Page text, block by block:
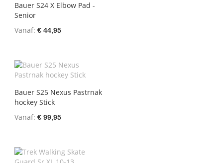
Bauer S24 X Elbow Pad -
Senior
Vanaf € 44,95
Bauer S25 Nexus Pastrnak
hockey Stick
Vanaf € 99,95